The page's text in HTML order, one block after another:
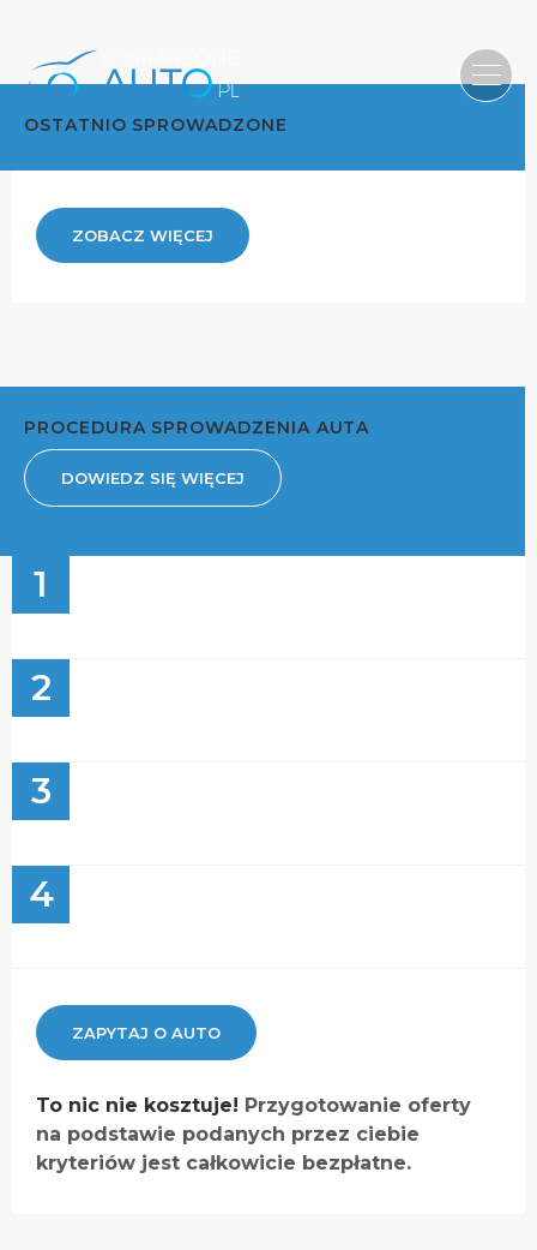
OSTATNIO SPROWADZONE
ZOBACZ WIĘCEJ
PROCEDURA SPROWADZENIA AUTA
DOWIEDZ SIĘ WIĘCEJ
1
2
3
4
ZAPYTAJ O AUTO
To nic nie kosztuje! Przygotowanie oferty
na podstawie podanych przez ciebie
kryteriów jest całkowicie bezpłatne.